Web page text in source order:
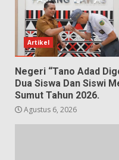
Artikel
Negeri “Tano Adad
Dua Siswa Dan Siswi
Sumut Tahun 2026.
Agustus 6, 2026